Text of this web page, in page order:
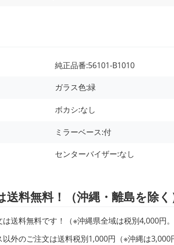
純正品番:56101-B1010
ガラス色:緑
ボカシ:なし
ミラーベース:付
センターバイザー:なし
料無料！（沖縄・離島を除く
送料無料です！（※沖縄県全域は税別4,000円
外のご注文は送料税別1,000円（※沖縄は3,000